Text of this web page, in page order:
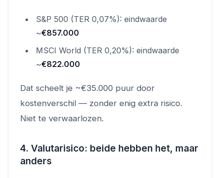
S&P 500 (TER 0,07%): eindwaarde
~€857.000
MSCI World (TER 0,20%): eindwaarde
~€822.000
Dat scheelt je ~€35.000 puur door
kostenverschil — zonder enig extra risico.
Niet te verwaarlozen.
4. Valutarisico: beide hebben het, maar
anders